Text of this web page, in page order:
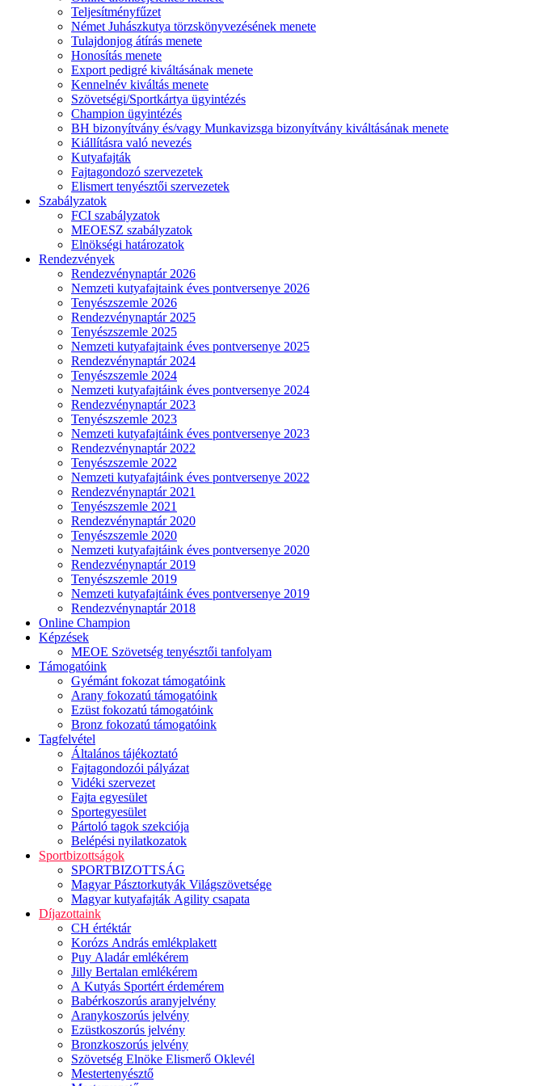
Teljesítményfűzet
Német Juhászkutya törzskönyvezésének menete
Tulajdonjog átírás menete
Honosítás menete
Export pedigré kiváltásának menete
Kennelnév kiváltás menete
Szövetségi/Sportkártya ügyintézés
Champion ügyintézés
BH bizonyítvány és/vagy Munkavizsga bizonyítvány kiváltásának menete
Kiállításra való nevezés
Kutyafajták
Fajtagondozó szervezetek
Elismert tenyésztői szervezetek
Szabályzatok
FCI szabályzatok
MEOESZ szabályzatok
Elnökségi határozatok
Rendezvények
Rendezvénynaptár 2026
Nemzeti kutyafajtaink éves pontversenye 2026
Tenyészszemle 2026
Rendezvénynaptár 2025
Tenyészszemle 2025
Nemzeti kutyafajtaink éves pontversenye 2025
Rendezvénynaptár 2024
Tenyészszemle 2024
Nemzeti kutyafajtáink éves pontversenye 2024
Rendezvénynaptár 2023
Tenyészszemle 2023
Nemzeti kutyafajtáink éves pontversenye 2023
Rendezvénynaptár 2022
Tenyészszemle 2022
Nemzeti kutyafajtáink éves pontversenye 2022
Rendezvénynaptár 2021
Tenyészszemle 2021
Rendezvénynaptár 2020
Tenyészszemle 2020
Nemzeti kutyafajtáink éves pontversenye 2020
Rendezvénynaptár 2019
Tenyészszemle 2019
Nemzeti kutyafajtáink éves pontversenye 2019
Rendezvénynaptár 2018
Online Champion
Képzések
MEOE Szövetség tenyésztői tanfolyam
Támogatóink
Gyémánt fokozat támogatóink
Arany fokozatú támogatóink
Ezüst fokozatú támogatóink
Bronz fokozatú támogatóink
Tagfelvétel
Általános tájékoztató
Fajtagondozói pályázat
Vidéki szervezet
Fajta egyesület
Sportegyesület
Pártoló tagok szekciója
Belépési nyilatkozatok
Sportbizottságok
SPORTBIZOTTSÁG
Magyar Pásztorkutyák Világszövetsége
Magyar kutyafajták Agility csapata
Díjazottaink
CH értéktár
Korózs András emlékplakett
Puy Aladár emlékérem
Jilly Bertalan emlékérem
A Kutyás Sportért érdemérem
Babérkoszorús aranyjelvény
Aranykoszorús jelvény
Ezüstkoszorús jelvény
Bronzkoszorús jelvény
Szövetség Elnöke Elismerő Oklevél
Mestertenyésztő